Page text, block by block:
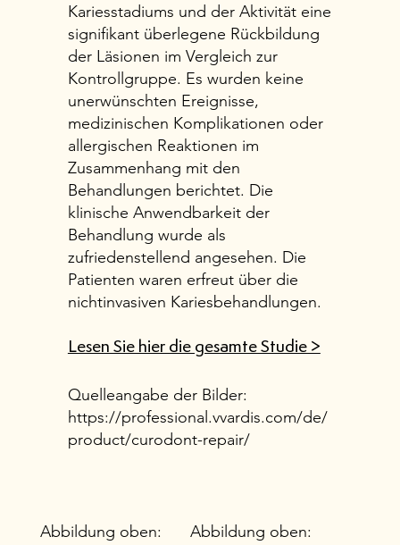
Kariesstadiums und der Aktivität eine
signifikant überlegene Rückbildung
der Läsionen im Vergleich zur
Kontrollgruppe. Es wurden keine
unerwünschten Ereignisse,
medizinischen Komplikationen oder
allergischen Reaktionen im
Zusammenhang mit den
Behandlungen berichtet. Die
klinische Anwendbarkeit der
Behandlung wurde als
zufriedenstellend angesehen. Die
Patienten waren erfreut über die
nichtinvasiven Kariesbehandlungen.
Lesen Sie hier die gesamte Studie >
Quelleangabe der Bilder:
https://professional.vvardis.com/de/
product/curodont-repair/
Abbildung oben:
Abbildung oben: